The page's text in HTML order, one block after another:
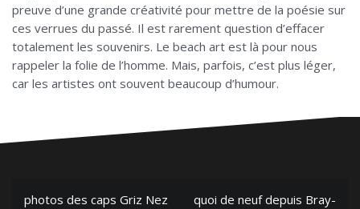
preuve d’une grande créativité pour mettre de la poésie sur
ces verrues du passé. Il est rarement question d’effacer
totalement les souvenirs. Le beach art est là pour nous
rappeler la folie de l’homme. Mais, parfois, c’est plus léger,
car les artistes ont souvent beaucoup d’humour.
photos des caps Griz Nez quoi de neuf depuis Bray-